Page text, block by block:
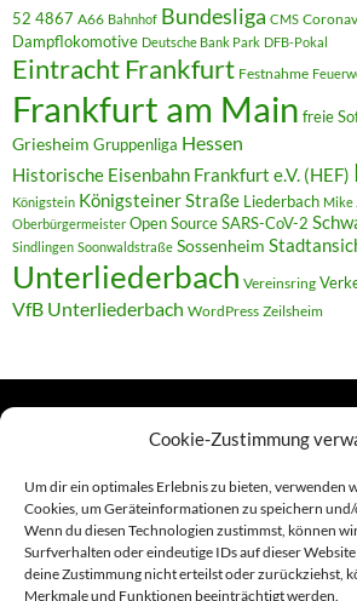
Cookie-Zustimmung
Um dir ein optimales Erlebnis zu bieten, verwenden
Cookies, um Geräteinformationen zu speichern
Wenn du diesen Technologien zustimmst, können
Surfverhalten oder eindeutige IDs auf dieser
deine Zustimmung nicht erteilst oder zurückziehst,
Merkmale und Funktionen beeinträchtigt werden.
52 4867 A66 Bahnhof Bundesliga CMS
Dampflokomotive Deutsche Bank Park DFB-Pokal
Eintracht Frankfurt Festnahme
Frankfurt am Main freie
Griesheim Gruppenliga Hessen
Historische Eisenbahn Frankfurt e.V. (HEF)
Königstein Königsteiner Straße Liederbach Mike
Oberbürgermeister Open SourceSARS-CoV-2
Sindlingen Soonwaldstraße Sossenheim
Unterliederbach Vereinsring
VfB Unterliederbach WordPress Zeilsheim
Links
Amiga (alt in Seite)